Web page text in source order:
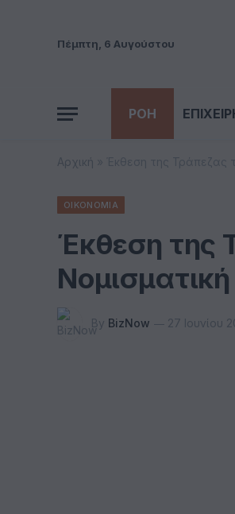
Πέμπτη, 6 Αυγούστου
ΡΟΗ
Αρχική
ΟΙΚΟΝΟΜΙΑ
Έκθεση της
By BizNow 27 Ιουνίου